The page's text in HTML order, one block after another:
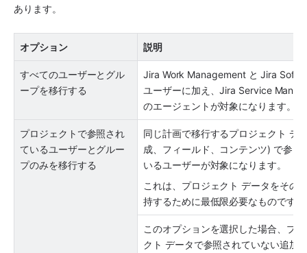
あります。
オプション 説明
すべてのユーザーとグル
ープを移行する
Jira Work Management と Jira
ユーザーに加え、Jira Service
のエージェントが対象になります。
プロジェクトで参照され
ているユーザーとグルー
プのみを移行する
同じ計画で移行するプロジェクト デ
成、フィールド、コンテンツ) で参照
いるユーザーが対象になります。
これは、プロジェクト データをその
持するために最低限必要なものです。
このオプションを選択した場合、プ
クト データで参照されていない追加